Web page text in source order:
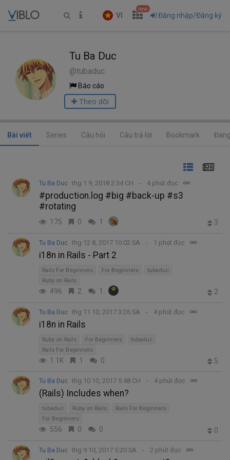
VI
new
Đăng nhập/Đăng ký
Tu Ba Duc
@tubaduc
Báo cáo
Theo dõi
Bài viết Series Câu hỏi Câu trả lời Bookmark
Tu Ba Duc thg 1 9, 2018 2:34 CH 4 phút đọc
#production.log #big #back-up #s3
#rotating
175 0 1 3
Tu Ba Duc thg 12 8, 2017 10:02 SA 1 phút đọc
i18n in Rails - Part 2
Rails For Beginners For Beginners
tubaduc
Ruby on Rails
496 2 1 2
Tu Ba Duc thg 11 10, 2017 3:26 SA 4 phút đọc
i18n in Rails
Ruby on Rails For Beginners
tubaduc
Rails For Beginners
1.1K 1 0 5
Tu Ba Duc thg 10 10, 2017 5:48 CH 4 phút đọc
(Rails) Includes when?
tubaduc Ruby on Rails
Rails For Beginners
For Beginners
556 0 0 0
Tu Ba Duc thg 9 10, 2017 5:20 SA 2 phút đọc